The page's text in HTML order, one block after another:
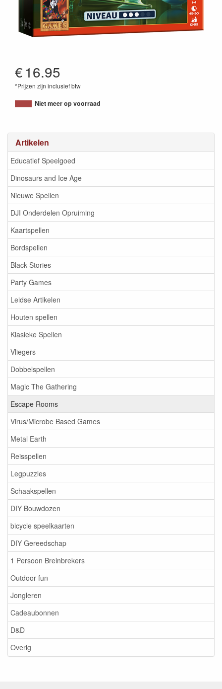
Artikelen
Educatief Speelgoed
Dinosaurs and Ice Age
Nieuwe Spellen
DJI Onderdelen Opruiming
Kaartspellen
Bordspellen
Black Stories
Party Games
Leidse Artikelen
Houten spellen
Klasieke Spellen
Vliegers
Dobbelspellen
Magic The Gathering
Escape Rooms
Virus/Microbe Based Games
Metal Earth
Reisspellen
Legpuzzles
Schaakspellen
DIY Bouwdozen
bicycle speelkaarten
DIY Gereedschap
1 Persoon Breinbrekers
Outdoor fun
Jongleren
Cadeaubonnen
D&D
Overig
€16.95
*Prijzen zijn inclusief btw
8719214422646
Niet meer op voorraad